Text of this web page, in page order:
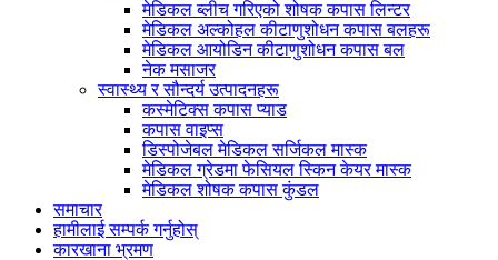
मेडिकल ब्लीच गरिएको शोषक कपास लिन्टर
मेडिकल अल्कोहल कीटाणुशोधन कपास बलहरू
मेडिकल आयोडिन कीटाणुशोधन कपास बल
नेक मसाजर
स्वास्थ्य र सौन्दर्य उत्पादनहरू
कस्मेटिक्स कपास प्याड
कपास वाइप्स
डिस्पोजेबल मेडिकल सर्जिकल मास्क
मेडिकल ग्रेडमा फेसियल स्किन केयर मास्क
मेडिकल शोषक कपास कुंडल
समाचार
हामीलाई सम्पर्क गर्नुहोस्
कारखाना भ्रमण